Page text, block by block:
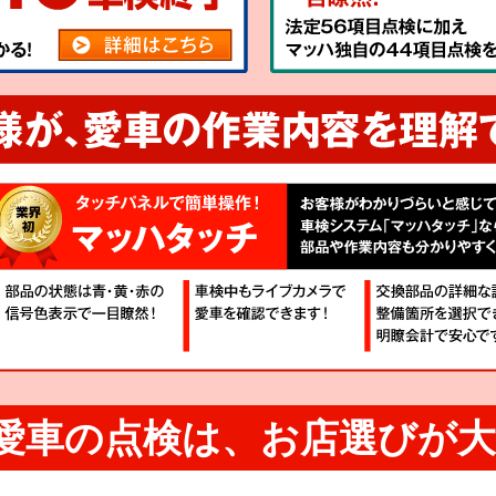
車の点検は、 お店選びが